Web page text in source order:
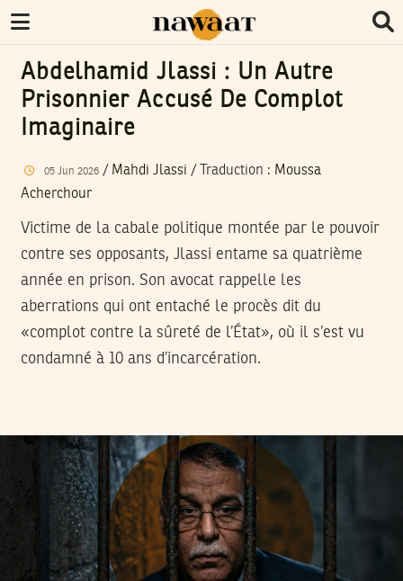
Abdelhamid Jlassi : Un Autre
Prisonnier Accusé De Complot
Imaginaire
05 Jun 2026/ Mahdi Jlassi / Traduction : Moussa
Acherchour
Victime de la cabale politique montée par le pouvoir
contre ses opposants, Jlassi entame sa quatrième
année en prison. Son avocat rappelle les
aberrations qui ont entaché le procès dit du
«complot contre la sûreté de l’État», où il s’est vu
condamné à 10 ans d’incarcération.